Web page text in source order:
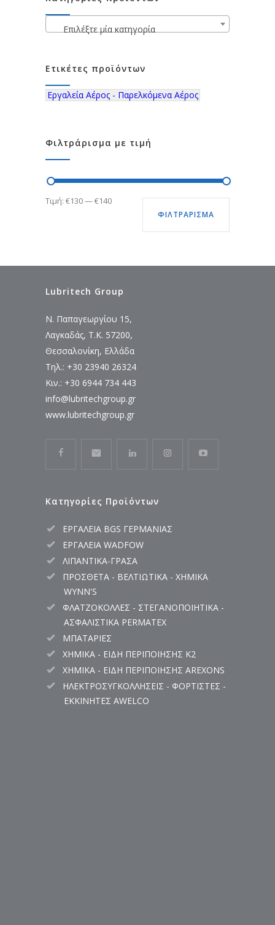
Επιλέξτε μία κατηγορία
Ετικέτες προϊόντων
Εργαλεία Αέρος - Παρελκόμενα Αέρος
Φιλτράρισμα με τιμή
Ελάχιστη
Μέγιστη
ΦΙΛΤΡΆΡΙΣΜΑ
Τιμή: €130—€140
Lubritech Group
Ν. Παπαγεωργίου 15,
Λαγκαδάς, Τ.Κ. 57200,
Θεσσαλονίκη, Ελλάδα
Τηλ.: +30 23940 26324
Κιν.: +30 6944 734 443
info@lubritechgroup.gr
www.lubritechgroup.gr
Κατηγορίες Προϊόντων
ΕΡΓΑΛΕΙΑ BGS ΓΕΡΜΑΝΙΑΣ
ΕΡΓΑΛΕΙΑ WADFOW
ΛΙΠΑΝΤΙΚΑ-ΓΡΑΣΑ
ΠΡΟΣΘΕΤΑ - ΒΕΛΤΙΩΤΙΚΑ - ΧΗΜΙΚΑ
WYNN'S
ΦΛΑΤΖΟΚΟΛΛΕΣ - ΣΤΕΓΑΝΟΠΟΙΗΤΙΚΑ -
ΑΣΦΑΛΙΣΤΙΚΑ PERMATEX
ΜΠΑΤΑΡΙΕΣ
ΧΗΜΙΚΑ - ΕΙΔΗ ΠΕΡΙΠΟΙΗΣΗΣ K2
ΧΗΜΙΚΑ - ΕΙΔΗ ΠΕΡΙΠΟΙΗΣΗΣ AREXONS
ΗΛΕΚΤΡΟΣΥΓΚΟΛΛΗΣΕΙΣ - ΦΟΡΤΙΣΤΕΣ -
ΕΚΚΙΝΗΤΕΣ AWELCO